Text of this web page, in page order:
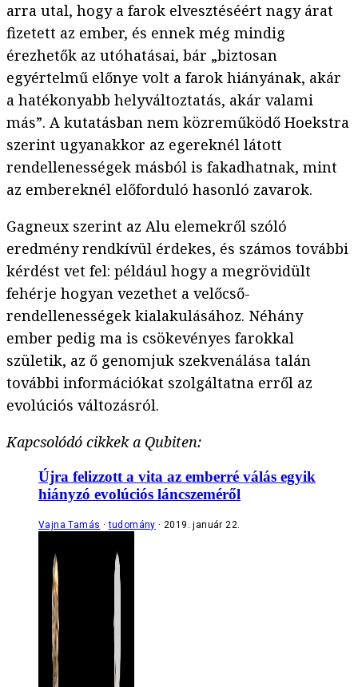
arra utal, hogy a farok elvesztéséért nagy árat
fizetett az ember, és ennek még mindig
érezhetők az utóhatásai, bár „biztosan
egyértelmű előnye volt a farok hiányának, akár
a hatékonyabb helyváltoztatás, akár valami
más”. A kutatásban nem közreműködő Hoekstra
szerint ugyanakkor az egereknél látott
rendellenességek másból is fakadhatnak, mint
az embereknél előforduló hasonló zavarok.
Gagneux szerint az Alu elemekről szóló
eredmény rendkívül érdekes, és számos további
kérdést vet fel: például hogy a megrövidült
fehérje hogyan vezethet a velőcső-
rendellenességek kialakulásához. Néhány
ember pedig ma is csökevényes farokkal
születik, az ő genomjuk szekvenálása talán
további információkat szolgáltatna erről az
evolúciós változásról.
Kapcsolódó cikkek a Qubiten:
Újra felizzott a vita az emberré válás egyik
hiányzó evolúciós láncszeméről
Vajna Tamás tudomány 2019. január 22.